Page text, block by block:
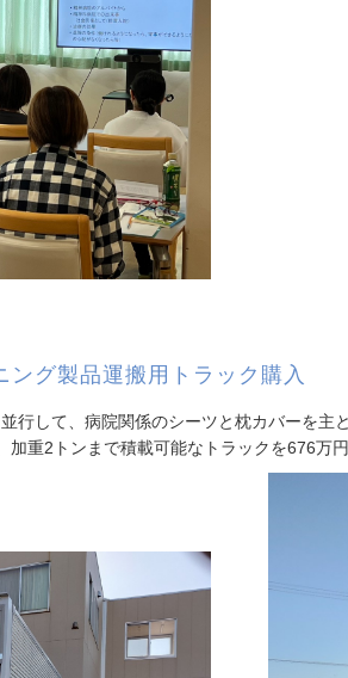
グ製品運搬用トラック購入
行して、病院関係のシーツと枕カバーを主
重2トンまで積載可能なトラックを676万円